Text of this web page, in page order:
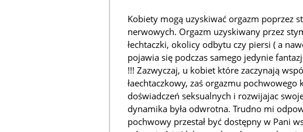
Kobiety mogą uzyskiwać orgazm poprzez
nerwowych. Orgazm uzyskiwany przez
łechtaczki, okolicy odbytu czy piersi ( a
pojawia się podczas samego jedynie
!!! Zazwyczaj, u kobiet które zaczynają
łaechtaczkowy, zaś orgazmu
doświadczeń seksualnych i rozwijajac
dynamika była odwrotna. Trudno mi
pochwowy przestał być dostępny w Pani